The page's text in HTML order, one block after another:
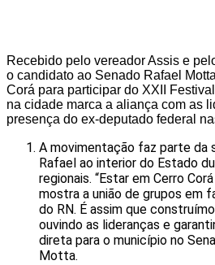
Recebido pelo vereador Assis e
o candidato ao Senado Rafael
Corá para participar do XXII
na cidade marca a aliança com as
presença do ex-deputado federal
A movimentação faz parte da
Rafael ao interior do Estado
regionais. “Estar em Cerro
mostra a união de grupos em
do RN. É assim que
ouvindo as lideranças e
direta para o município no
Motta.